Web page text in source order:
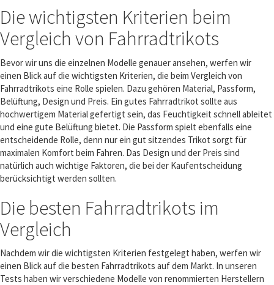
Die wichtigsten Kriterien beim
Vergleich von Fahrradtrikots
Bevor wir uns die einzelnen Modelle genauer ansehen, werfen wir
einen Blick auf die wichtigsten Kriterien, die beim Vergleich von
Fahrradtrikots eine Rolle spielen. Dazu gehören Material, Passform,
Belüftung, Design und Preis. Ein gutes Fahrradtrikot sollte aus
hochwertigem Material gefertigt sein, das Feuchtigkeit schnell ableitet
und eine gute Belüftung bietet. Die Passform spielt ebenfalls eine
entscheidende Rolle, denn nur ein gut sitzendes Trikot sorgt für
maximalen Komfort beim Fahren. Das Design und der Preis sind
natürlich auch wichtige Faktoren, die bei der Kaufentscheidung
berücksichtigt werden sollten.
Die besten Fahrradtrikots im
Vergleich
Nachdem wir die wichtigsten Kriterien festgelegt haben, werfen wir
einen Blick auf die besten Fahrradtrikots auf dem Markt. In unseren
Tests haben wir verschiedene Modelle von renommierten Herstellern